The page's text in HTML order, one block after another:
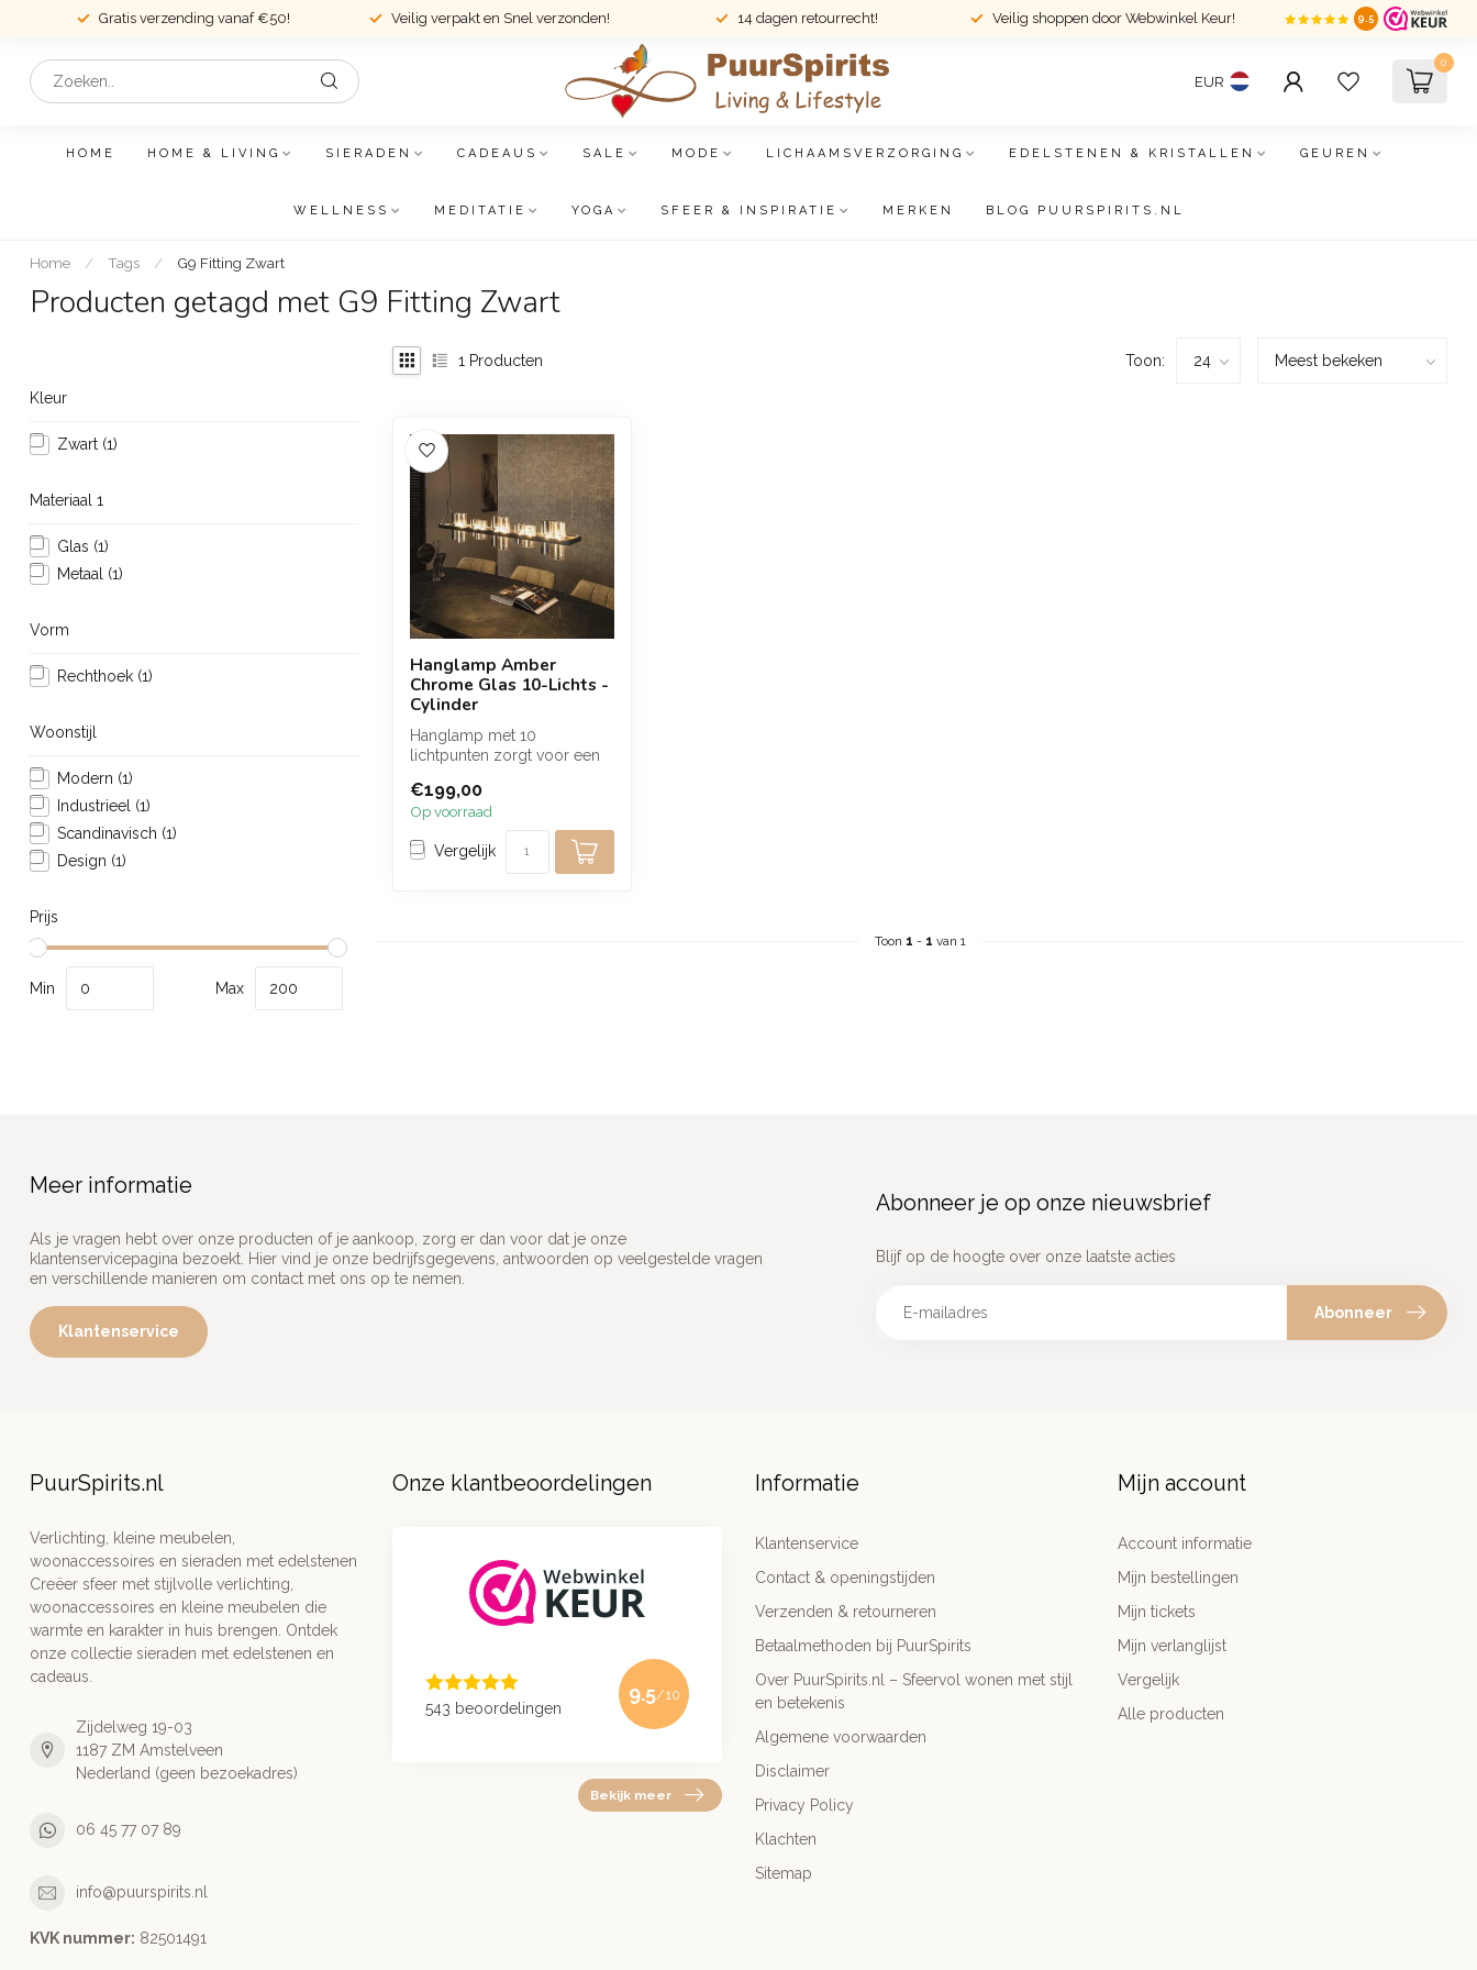
Gratis verzending vanaf €50! Veilig verpakt en Snel verzonden! 14 dagen retourrecht! Veilig shoppen door Webwinkel Keur! 9.5
EUR
0
HOME HOME & LIVING SIERADEN CADEAUS SALE MODE LICHAAMSVERZORGING EDELSTENEN & KRISTALLEN GEUREN
WELLNESS MEDITATIE YOGA SFEER & INSPIRATIE MERKEN BLOG PUURSPIRITS.NL
Home / Tags / G9 Fitting Zwart
Producten getagd met G9 Fitting Zwart
Kleur
Zwart (1)
Materiaal 1
Glas (1)
Metaal (1)
Vorm
Rechthoek (1)
Woonstijl
Modern (1)
Industrieel (1)
Scandinavisch (1)
Design (1)
Prijs
Min Max
1 Producten Toon:
Hanglamp Amber
Chrome Glas 10-Lichts -
Cylinder
Hanglamp met 10
lichtpunten zorgt voor een
lichtverdeling bove...
€199,00
Op voorraad
Vergelijk
Toon 1 - 1 van 1
Meer informatie
Als je vragen hebt over onze producten of je aankoop, zorg er dan voor dat je onze
klantenservicepagina bezoekt. Hier vind je onze bedrijfsgegevens, antwoorden op veelgestelde vragen
en verschillende manieren om contact met ons op te nemen.
Klantenservice
Abonneer je op onze nieuwsbrief
Blijf op de hoogte over onze laatste acties
Abonneer
PuurSpirits.nl
Verlichting, kleine meubelen,
woonaccessoires en sieraden met edelstenen
Creëer sfeer met stijlvolle verlichting,
woonaccessoires en kleine meubelen die
warmte en karakter in huis brengen. Ontdek
onze collectie sieraden met edelstenen en
cadeaus.
Zijdelweg 19-03
1187 ZM Amstelveen
Nederland (geen bezoekadres)
06 45 77 07 89
info@puurspirits.nl
KVK nummer: 82501491
Onze klantbeoordelingen
543 beoordelingen
9.5/10
Bekijk meer
Informatie
Klantenservice
Contact & openingstijden
Verzenden & retourneren
Betaalmethoden bij PuurSpirits
Over PuurSpirits.nl – Sfeervol wonen met stijl
en betekenis
Algemene voorwaarden
Disclaimer
Privacy Policy
Klachten
Sitemap
Mijn account
Account informatie
Mijn bestellingen
Mijn tickets
Mijn verlanglijst
Vergelijk
Alle producten